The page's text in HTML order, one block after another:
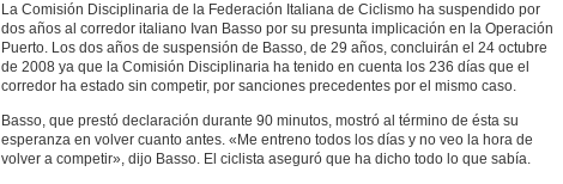
La Comisión Disciplinaria de la Federación Italiana de Ciclismo ha suspendido por
dos años al corredor italiano Ivan Basso por su presunta implicación en la Operación
Puerto. Los dos años de suspensión de Basso, de 29 años, concluirán el 24 octubre
de 2008 ya que la Comisión Disciplinaria ha tenido en cuenta los 236 días que el
corredor ha estado sin competir, por sanciones precedentes por el mismo caso.
Basso, que prestó declaración durante 90 minutos, mostró al término de ésta su
esperanza en volver cuanto antes. «Me entreno todos los días y no veo la hora de
volver a competir», dijo Basso. El ciclista aseguró que ha dicho todo lo que sabía.